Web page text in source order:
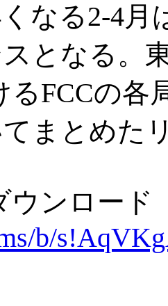
なる2-4
となる。
るFCCの各
まとめた
ウンロード
b/